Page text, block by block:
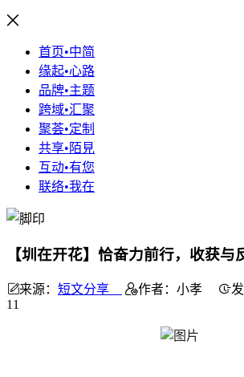
首页•中简
缘起•心路
品牌•主题
跨域•汇聚
聚荟•定制
共享•陌見
互动•有您
联络•我在
【圳在开花】恰奋力前行，收获与
来源： 短文分享 作者：小孝
11